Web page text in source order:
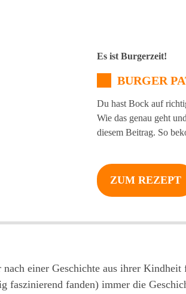
Es ist Burgerzeit!
BURGER
Du hast Bock auf
Wie das genau geht
diesem Beitrag. So
ZUM REZEPT
einer Geschichte aus ihrer
faszinierend fanden) immer die